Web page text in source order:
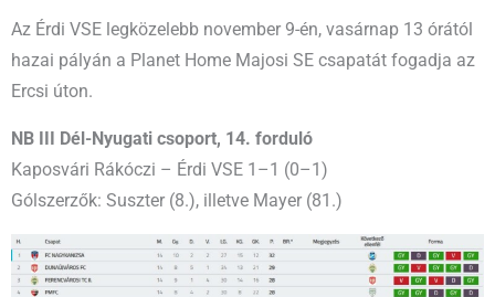
Az Érdi VSE legközelebb november 9-én, vasárnap 13 órától
hazai pályán a Planet Home Majosi SE csapatát fogadja az
Ercsi úton.
NB III Dél-Nyugati csoport, 14. forduló
Kaposvári Rákóczi – Érdi VSE 1–1 (0–1)
Gólszerzők: Suszter (8.), illetve Mayer (81.)